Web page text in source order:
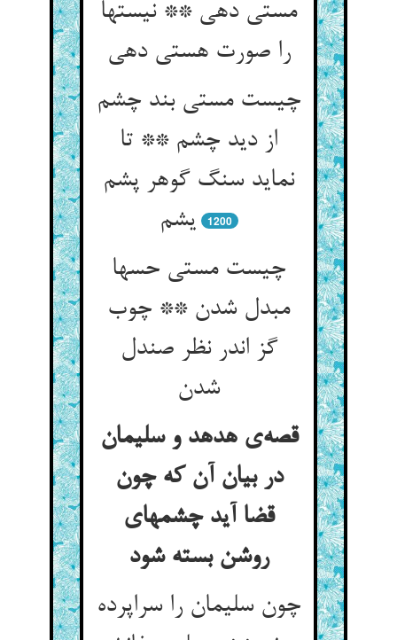
مستی دهی ** نیستها
را صورت هستی دهی‌‌
چیست مستی بند چشم
از دید چشم ** تا
نماید سنگ گوهر پشم
یشم‌‌
1200
چیست مستی حسها
مبدل شدن ** چوب
گز اندر نظر صندل
قصه‌‌ی هدهد و سلیمان
در بیان آن که چون
قضا آید چشمهای
روشن بسته شود
چون سلیمان را سراپرده